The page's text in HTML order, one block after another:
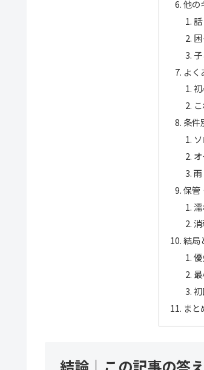
他の
よく
条件
保管
結局
まと